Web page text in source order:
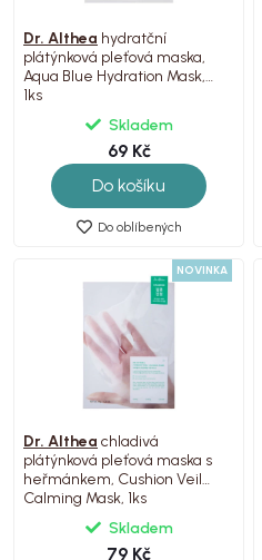
Dr. Althea hydratční
plátýnková pleťová maska,
Aqua Blue Hydration Mask,
1ks
Skladem
69 Kč
Do košíku
Do oblíbených
NOVINKA
Dr. Althea chladivá
plátýnková pleťová maska s
heřmánkem, Cushion Veil
Calming Mask, 1ks
Skladem
79 Kč